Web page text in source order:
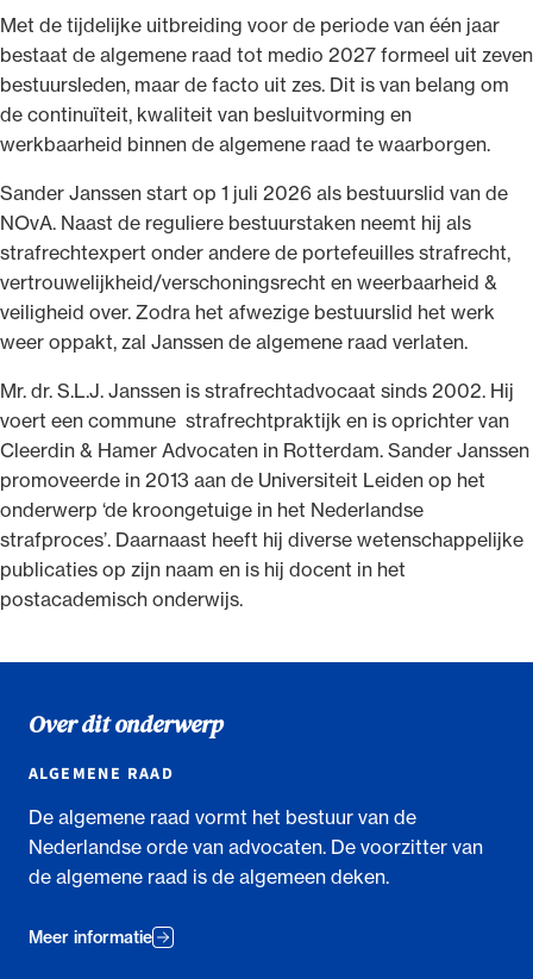
Met de tijdelijke uitbreiding voor de periode van één jaar
bestaat de algemene raad tot medio 2027 formeel uit zeven
bestuursleden, maar de facto uit zes. Dit is van belang om
de continuïteit, kwaliteit van besluitvorming en
werkbaarheid binnen de algemene raad te waarborgen.
Sander Janssen start op 1 juli 2026 als bestuurslid van de
NOvA. Naast de reguliere bestuurstaken neemt hij als
strafrechtexpert onder andere de portefeuilles strafrecht,
vertrouwelijkheid/verschoningsrecht en weerbaarheid &
veiligheid over. Zodra het afwezige bestuurslid het werk
weer oppakt, zal Janssen de algemene raad verlaten.
Mr. dr. S.L.J. Janssen is strafrechtadvocaat sinds 2002. Hij
voert een commune strafrechtpraktijk en is oprichter van
Cleerdin & Hamer Advocaten in Rotterdam. Sander Janssen
promoveerde in 2013 aan de Universiteit Leiden op het
onderwerp ‘de kroongetuige in het Nederlandse
strafproces’. Daarnaast heeft hij diverse wetenschappelijke
publicaties op zijn naam en is hij docent in het
postacademisch onderwijs.
Over dit onderwerp
ALGEMENE RAAD
De algemene raad vormt het bestuur van de
Nederlandse orde van advocaten. De voorzitter van
de algemene raad is de algemeen deken.
Meer informatie
Ondersteuning voor advocaten bij hun
beroepsuitoefening: van de advocatenpas tot
het rechtsgebiedenregister en
geheimhoudernummers.